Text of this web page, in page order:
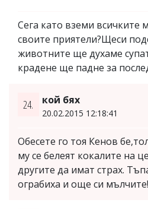
Сега като вземи всичките
своите приятели?Щеси
животните ще духаме
крадене ще падне за
24. кой бях
20.02.2015 12:18:41
Обесете го тоя Кенов
му се белеят кокалите на
другите да имат страх.
ограбиха и още си мълчите!